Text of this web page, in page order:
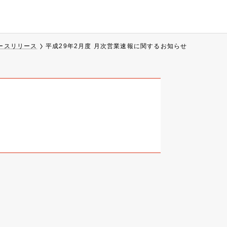
スリリース 平成29年2月度 月次営業速報に関するお知らせ